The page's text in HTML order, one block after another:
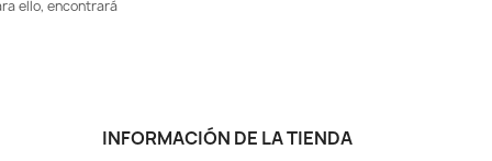
ello, encontrará
INFORMACIÓN DE LA TIENDA